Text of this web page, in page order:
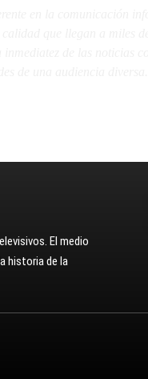
El medio
historia de la